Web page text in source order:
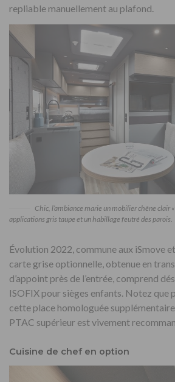
repliable manuellement au plafond.
Chic, l’ambiance marie un mobilier chêne clair «
applications gris taupe et un habillage feutré des parois.
Évolution 2022, commune aux iSmove
carte grise optionnelle, obtenue en
d’appoint près de l’entrée, comprend
ISOFIX pour sièges enfants. Notez que
cette place homologuée
PTAC supérieur est vivement
Cuisine de chef en option